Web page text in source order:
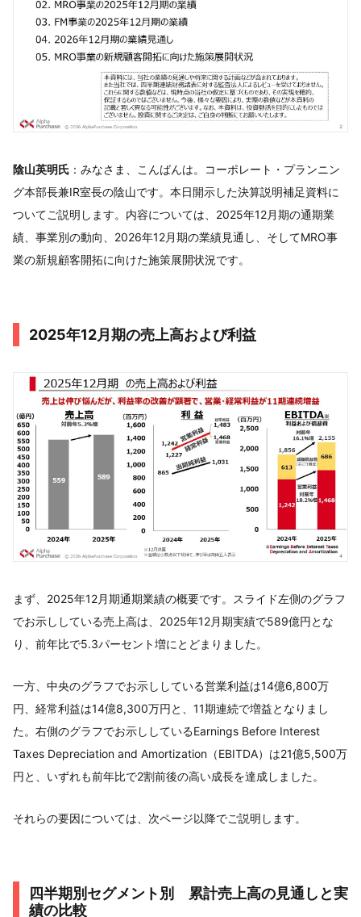
陰山英明氏 ：みなさま、こんばんは。コーポレート・プランニン
グ本部長兼IR室長の陰山です。本日開示した決算説明補足資料に
ついてご説明します。内容については、2025年12月期の通期業
績、事業別の動向、2026年12月期の業績見通し、そしてMRO事
業の新規顧客開拓に向けた施策展開状況です。
2025年12月期の売上高および利益
まず、2025年12月期通期業績の概要です。スライド左側のグラフ
でお示ししている売上高は、2025年12月期実績で589億円とな
り、前年比で5.3パーセント増にとどまりました。
一方、中央のグラフでお示ししている営業利益は14億6,800万
円、経常利益は14億8,300万円と、11期連続で増益となりまし
た。右側のグラフでお示ししているEarnings Before Interest
Taxes Depreciation and Amortization（EBITDA）は21億5,500万
円と、いずれも前年比で2割前後の高い成長を達成しました。
それらの要因については、次ページ以降でご説明します。
四半期別セグメント別 累計売上高の見通しと実
績の比較